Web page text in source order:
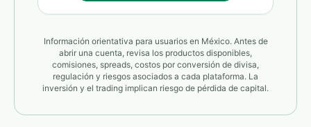
Información orientativa para usuarios en México. Antes de
abrir una cuenta, revisa los productos disponibles,
comisiones, spreads, costos por conversión de divisa,
regulación y riesgos asociados a cada plataforma. La
inversión y el trading implican riesgo de pérdida de capital.